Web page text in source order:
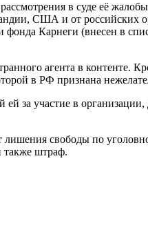
в суде её
США и от российских
фонда Карнеги (внесен в
агента в контенте.
в РФ признана
за участие в организации,
лишения свободы по
также штраф.